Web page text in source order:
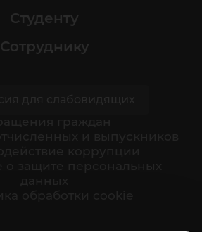
Студенту
Сотруднику